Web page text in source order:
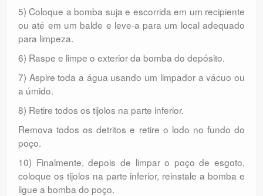
5) Coloque a bomba suja e escorrida em um recipiente
ou até em um balde e leve-a para um local adequado
para limpeza.
6) Raspe e limpe o exterior da bomba do depósito.
7) Aspire toda a água usando um limpador a vácuo ou
a úmido.
8) Retire todos os tijolos na parte inferior.
Remova todos os detritos e retire o lodo no fundo do
poço.
10) Finalmente, depois de limpar o poço de esgoto,
coloque os tijolos na parte inferior, reinstale a bomba e
ligue a bomba do poço.